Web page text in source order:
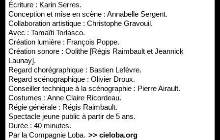
Écriture : Karin Serres.
Conception et mise en scène : Annabelle Sergent.
Collaboration artistique : Christophe Gravouil.
Avec : Tamaïti Torlasco.
Création lumière : François Poppe.
Création sonore : Oolithe [Régis Raimbault et Jeannick
Launay].
Regard chorégraphique : Bastien Lefèvre.
Regard scénographique : Olivier Droux.
Conseiller technique à la scénographie : Pierre Airault.
Costumes : Anne Claire Ricordeau.
Régie générale : Régis Raimbault.
Spectacle jeune public à partir de 5 ans.
Durée : 40 minutes.
Par la Compagnie Loba. >> cieloba.org